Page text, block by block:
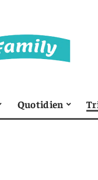
Quotidien